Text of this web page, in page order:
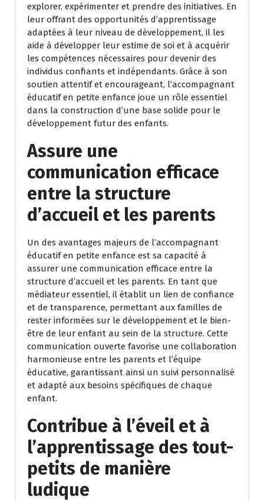
explorer, expérimenter et prendre des initiatives. En
leur offrant des opportunités d’apprentissage
adaptées à leur niveau de développement, il les
aide à développer leur estime de soi et à acquérir
les compétences nécessaires pour devenir des
individus confiants et indépendants. Grâce à son
soutien attentif et encourageant, l’accompagnant
éducatif en petite enfance joue un rôle essentiel
dans la construction d’une base solide pour le
développement futur des enfants.
Assure une
communication efficace
entre la structure
d’accueil et les parents
Un des avantages majeurs de l’accompagnant
éducatif en petite enfance est sa capacité à
assurer une communication efficace entre la
structure d’accueil et les parents. En tant que
médiateur essentiel, il établit un lien de confiance
et de transparence, permettant aux familles de
rester informées sur le développement et le bien-
être de leur enfant au sein de la structure. Cette
communication ouverte favorise une collaboration
harmonieuse entre les parents et l’équipe
éducative, garantissant ainsi un suivi personnalisé
et adapté aux besoins spécifiques de chaque
enfant.
Contribue à l’éveil et à
l’apprentissage des tout-
petits de manière
ludique